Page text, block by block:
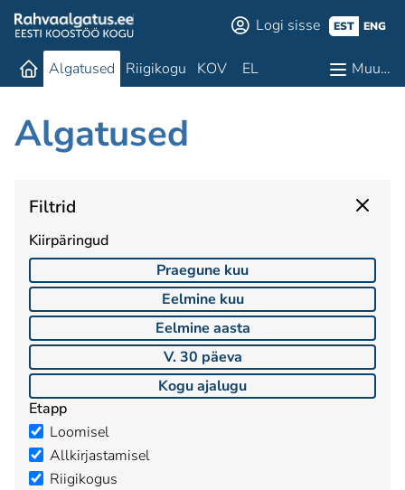
Logi sisse EST ENG
Algatused Riigikogu KOV EL Muu…
Algatused
Filtrid
Kiirpäringud
Praegune kuu
Eelmine kuu
Eelmine aasta
V. 30 päeva
Kogu ajalugu
Etapp
Loomisel
Allkirjastamisel
Riigikogus